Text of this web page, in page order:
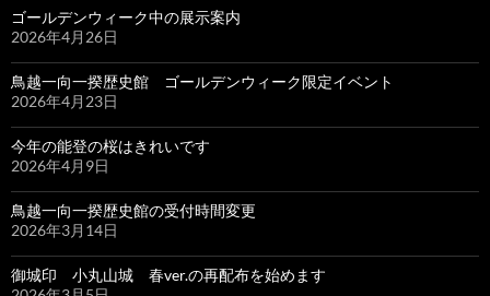
ゴールデンウィーク中の展示案内
2026年4月26日
鳥越一向一揆歴史館 ゴールデンウィーク限定イベント
2026年4月23日
今年の能登の桜はきれいです
2026年4月9日
鳥越一向一揆歴史館の受付時間変更
2026年3月14日
御城印 小丸山城 春ver.の再配布を始めます